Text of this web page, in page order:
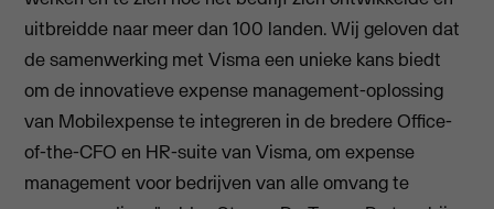
uitbreidde naar meer dan 100 landen. Wij geloven dat
de samenwerking met Visma een unieke kans biedt
om de innovatieve expense management-oplossing
van Mobilexpense te integreren in de bredere Office-
of-the-CFO en HR-suite van Visma, om expense
management voor bedrijven van alle omvang te